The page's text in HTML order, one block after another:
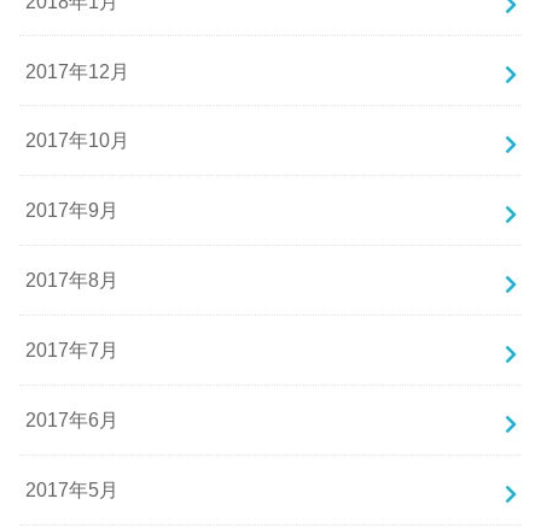
2017年12月
2017年10月
2017年9月
2017年8月
2017年7月
2017年6月
2017年5月